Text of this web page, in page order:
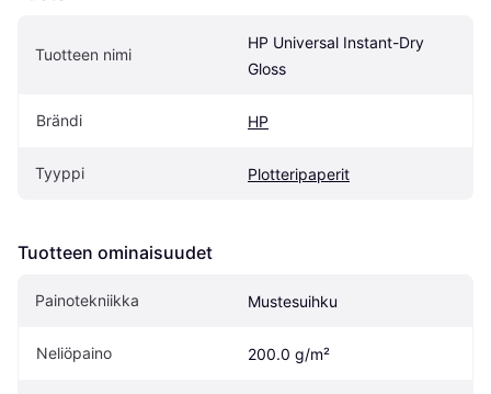
Tuotteen nimi
HP Universal Instant-Dry
Gloss
Brändi HP
Tyyppi Plotteripaperit
Tuotteen ominaisuudet
Painotekniikka Mustesuihku
Neliöpaino 200.0 g/m²